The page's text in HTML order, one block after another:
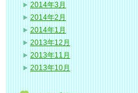
2014年3月
2014年2月
2014年1月
2013年12月
2013年11月
2013年10月